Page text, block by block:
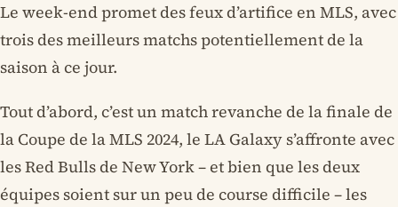
Le week-end promet des feux d’artifice en MLS, avec
trois des meilleurs matchs potentiellement de la
saison à ce jour.
Tout d’abord, c’est un match revanche de la finale de
la Coupe de la MLS 2024, le LA Galaxy s’affronte avec
les Red Bulls de New York – et bien que les deux
équipes soient sur un peu de course difficile – les